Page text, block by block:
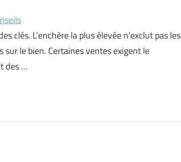
clés. L’enchère la plus élevée n’exclut pas les
le bien. Certaines ventes exigent le
des …